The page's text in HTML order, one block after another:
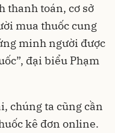
thanh toán, cơ sở
mua thuốc cung
minh người được
đại biểu Phạm
chúng ta cũng cần
kê đơn online.